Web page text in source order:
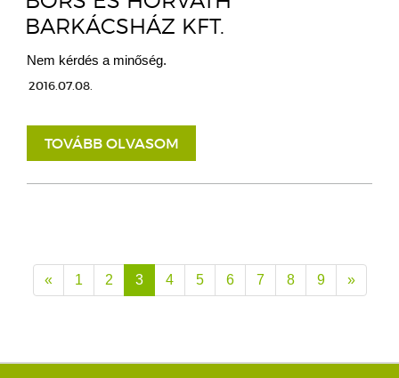
BARKÁCSHÁZ KFT.
Nem kérdés a minőség.
2016.07.08.
TOVÁBB OLVASOM
« 1 2 3 4 5 6 7 8 9 »